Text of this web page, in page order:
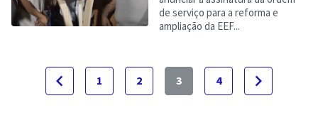
de serviço para a reforma e
ampliação da EEF...
navigate_before 1 2 3 4 navigate_next